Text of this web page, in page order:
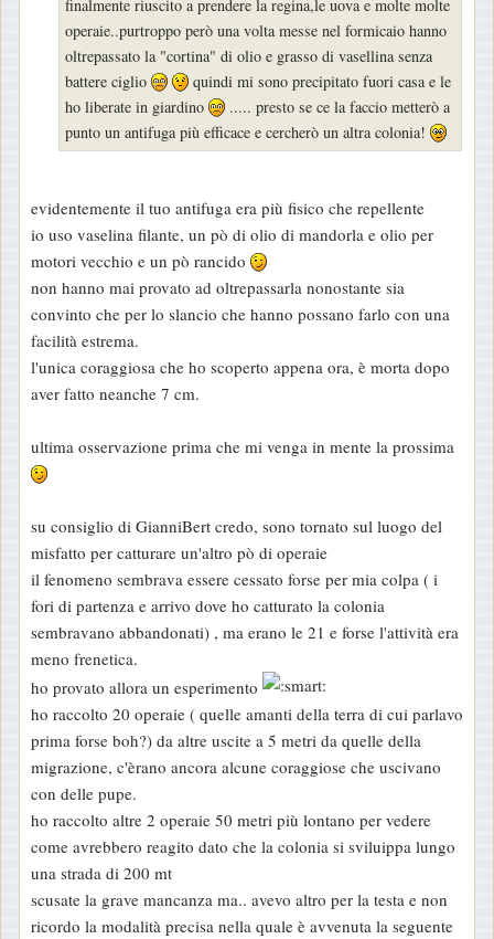
finalmente riuscito a prendere la regina,le uova e molte molte
operaie..purtroppo però una volta messe nel formicaio hanno
oltrepassato la "cortina" di olio e grasso di vasellina senza
battere ciglio
quindi mi sono precipitato fuori casa e le
ho liberate in giardino
..... presto se ce la faccio metterò a
punto un antifuga più efficace e cercherò un altra colonia!
evidentemente il tuo antifuga era più fisico che repellente
io uso vaselina filante, un pò di olio di mandorla e olio per
motori vecchio e un pò rancido
non hanno mai provato ad oltrepassarla nonostante sia
convinto che per lo slancio che hanno possano farlo con una
facilità estrema.
l'unica coraggiosa che ho scoperto appena ora, è morta dopo
aver fatto neanche 7 cm.
ultima osservazione prima che mi venga in mente la prossima
su consiglio di GianniBert credo, sono tornato sul luogo del
misfatto per catturare un'altro pò di operaie
il fenomeno sembrava essere cessato forse per mia colpa ( i
fori di partenza e arrivo dove ho catturato la colonia
sembravano abbandonati) , ma erano le 21 e forse l'attività era
meno frenetica.
ho provato allora un esperimento
ho raccolto 20 operaie ( quelle amanti della terra di cui parlavo
prima forse boh?) da altre uscite a 5 metri da quelle della
migrazione, c'èrano ancora alcune coraggiose che uscivano
con delle pupe.
ho raccolto altre 2 operaie 50 metri più lontano per vedere
come avrebbero reagito dato che la colonia si sviluippa lungo
una strada di 200 mt
scusate la grave mancanza ma.. avevo altro per la testa e non
ricordo la modalità precisa nella quale è avvenuta la seguente